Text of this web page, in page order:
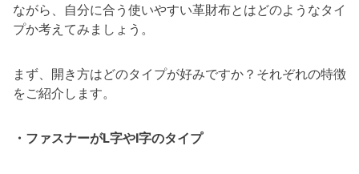
ながら、自分に合う使いやすい革財布とはどのようなタイ
プか考えてみましょう。
まず、開き方はどのタイプが好みですか？それぞれの特徴
をご紹介します。
・ファスナーがL字やI字のタイプ